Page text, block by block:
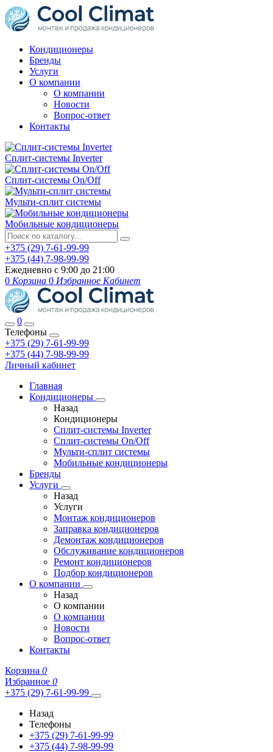
Кондиционеры
Бренды
Услуги
О компании
О компании
Новости
Вопрос-ответ
Контакты
Сплит-системы Inverter
Сплит-системы On/Off
Мульти-сплит системы
Мобильные кондиционеры
+375 (29) 7-61-99-99
+375 (44) 7-98-99-99
Ежедневно с 9:00 до 21:00
0 Корзина 0 Избранное Кабинет
0
Телефоны
+375 (29) 7-61-99-99
+375 (44) 7-98-99-99
Личный кабинет
Главная
Кондиционеры
Назад
Кондиционеры
Сплит-системы Inverter
Сплит-системы On/Off
Мульти-сплит системы
Мобильные кондиционеры
Бренды
Услуги
Назад
Услуги
Монтаж кондиционеров
Заправка кондиционеров
Демонтаж кондиционеров
Обслуживание кондиционеров
Ремонт кондиционеров
Подбор кондиционеров
О компании
Назад
О компании
О компании
Новости
Вопрос-ответ
Контакты
Корзина 0
Избранное 0
+375 (29) 7-61-99-99
Назад
Телефоны
+375 (29) 7-61-99-99
+375 (44) 7-98-99-99